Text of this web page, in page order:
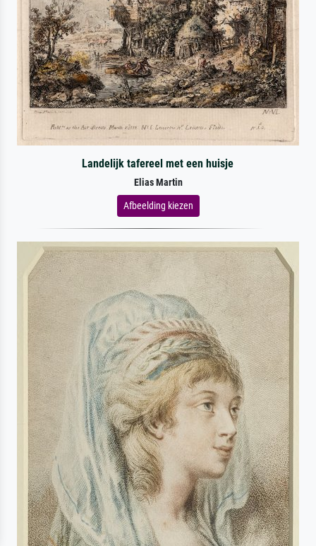
Landelijk tafereel met een huisje
Elias Martin
Afbeelding kiezen